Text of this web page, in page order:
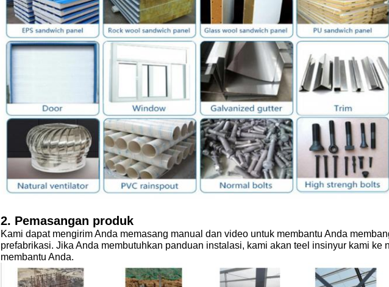
2. Pemasangan produk
Kami dapat mengirim Anda memasang manual dan video untuk membantu Anda
prefabrikasi. Jika Anda membutuhkan panduan instalasi, kami akan teel insinyur kami ke
membantu Anda.